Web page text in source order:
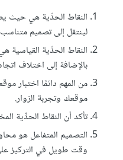
النقاط الحدِّية هي
لينتقل إلى تصميم
النقاط الحدِّية القياسية
بالإضافة إلى اختلاف
من المهم دائمًا اختبار
موقعك وتجربة الزوار.
تأكد أن النقاط الحدِّية
التصميم المتفاعل هو
وقت طويل في التركيز